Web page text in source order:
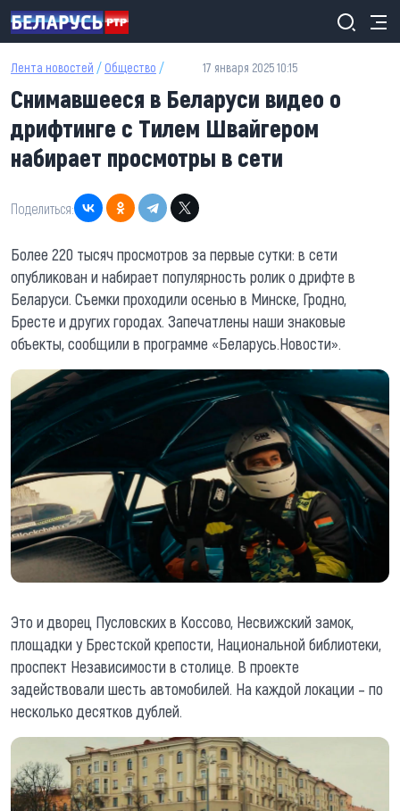
Перейти к основному содержанию
Лента новостей / Общество / 17 января 2025 10:15
Снимавшееся в Беларуси видео о
дрифтинге с Тилем Швайгером
набирает просмотры в сети
Поделиться:
Более 220 тысяч просмотров за первые сутки: в сети
опубликован и набирает популярность ролик о дрифте в
Беларуси. Съемки проходили осенью в Минске, Гродно,
Бресте и других городах. Запечатлены наши знаковые
объекты, сообщили в программе «Беларусь.Новости».
Это и дворец Пусловских в Коссово, Несвижский замок,
площадки у Брестской крепости, Национальной библиотеки,
проспект Независимости в столице. В проекте
задействовали шесть автомобилей. На каждой локации – по
несколько десятков дублей.